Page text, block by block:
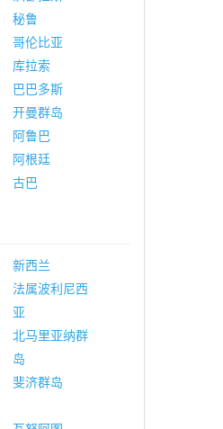
秘鲁
哥伦比亚
库拉索
巴巴多斯
开曼群岛
阿鲁巴
阿根廷
古巴
新西兰
法属波利尼西
亚
北马里亚纳群
岛
斐济群岛